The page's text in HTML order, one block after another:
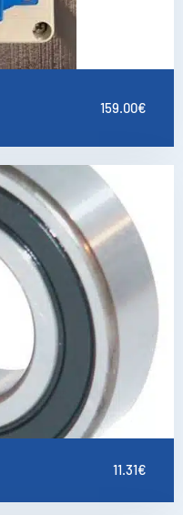
159.00€
11.31€